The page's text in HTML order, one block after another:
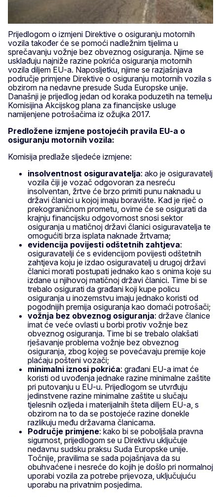
Prijedlogom o izmjeni Direktive o osiguranju motornih
vozila također će se pomoći nadležnim tijelima u
sprečavanju vožnje bez obveznog osiguranja. Njime se
usklađuju najniže razine pokrića osiguranja motornih
vozila diljem EU-a. Naposljetku, njime se razjašnjava
područje primjene Direktive o osiguranju motornih vozila s
obzirom na nedavne presude Suda Europske unije.
Današnji je prijedlog jedan od koraka poduzetih na temelju
Komisijina Akcijskog plana za financijske usluge
namijenjene potrošačima iz ožujka 2017.
Predložene izmjene postojećih pravila EU-a o
osiguranju motornih vozila:
Komisija predlaže sljedeće izmjene:
insolventnost osiguravatelja: ako je osiguravatelj
vozila čiji je vozač odgovoran za nesreću
insolventan, žrtve će brzo primiti punu naknadu u
državi članici u kojoj imaju boravište. Kad je riječ o
prekograničnom prometu, ovime će se osigurati da
krajnju financijsku odgovornost snosi sektor
osiguranja u matičnoj državi članici osiguravatelja te
omogućiti brza isplata naknade žrtvama;
evidencija povijesti odštetnih zahtjeva:
osiguravatelji će s evidencijom povijesti odštetnih
zahtjeva koju je izdao osiguravatelj u drugoj državi
članici morati postupati jednako kao s onima koje su
izdane u njihovoj matičnoj državi članici. Time bi se
trebalo osigurati da građani koji kupe policu
osiguranja u inozemstvu imaju jednako koristi od
pogodnijih premija osiguranja kao domaći potrošači;
vožnja bez obveznog osiguranja: države članice
imat će veće ovlasti u borbi protiv vožnje bez
obveznog osiguranja. Time bi se trebalo olakšati
rješavanje problema vožnje bez obveznog
osiguranja, zbog kojeg se povećavaju premije koje
plaćaju pošteni vozači;
minimalni iznosi pokrića: građani EU-a imat će
koristi od uvođenja jednake razine minimalne zaštite
pri putovanju u EU-u. Prijedlogom se utvrđuju
jedinstvene razine minimalne zaštite u slučaju
tjelesnih ozljeda i materijalnih šteta diljem EU-a, s
obzirom na to da se postojeće razine donekle
razlikuju među državama članicama.
Područje primjene: kako bi se poboljšala pravna
sigurnost, prijedlogom se u Direktivu uključuje
nedavnu sudsku praksu Suda Europske unije.
Točnije, pravilima se sada pojašnjava da su
obuhvaćene i nesreće do kojih je došlo pri normalnoj
uporabi vozila za potrebe prijevoza, uključujuću
uporabu na privatnim posjedima.